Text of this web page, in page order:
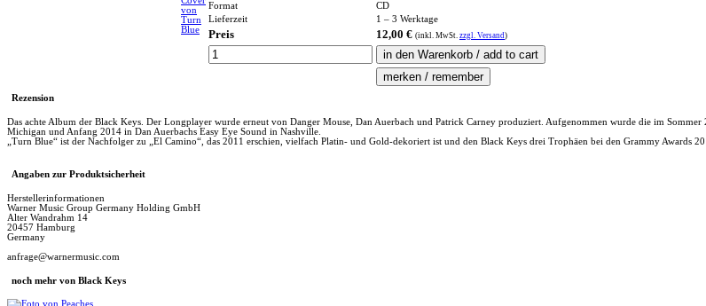
Format
CD
Lieferzeit
1 – 3 Werktage
Preis 12,00 € (inkl. MwSt. zzgl. Versand)
Rezension
Das achte Album der Black Keys. Der Longplayer wurde erneut von Danger Mouse, Dan Auerbach und Patrick Carney produziert. Aufgenommen wurde die im
Michigan und Anfang 2014 in Dan Auerbachs Easy Eye Sound in Nashville.
„Turn Blue“ ist der Nachfolger zu „El Camino“, das 2011 erschien, vielfach Platin- und Gold-dekoriert ist und den Black Keys drei Trophäen bei den Grammy Awards
Angaben zur Produktsicherheit
Herstellerinformationen
Warner Music Group Germany Holding GmbH
Alter Wandrahm 14
20457 Hamburg
Germany
anfrage@warnermusic.com
noch mehr von Black Keys